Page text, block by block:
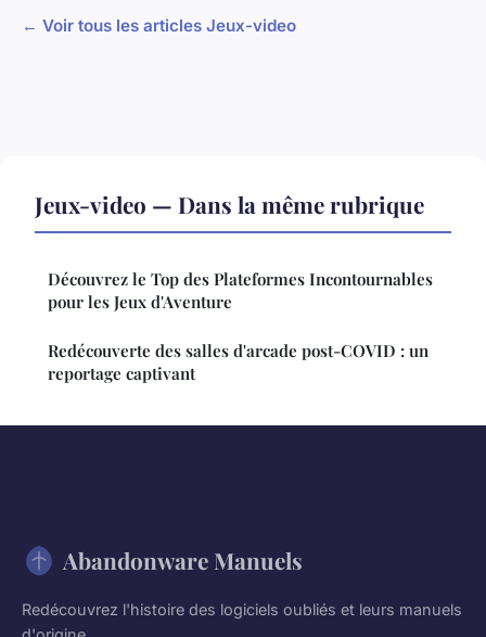
← Voir tous les articles Jeux-video
Jeux-video — Dans la même rubrique
Découvrez le Top des Plateformes Incontournables
pour les Jeux d'Aventure
Redécouverte des salles d'arcade post-COVID : un
reportage captivant
Abandonware Manuels
Redécouvrez l'histoire des logiciels oubliés et leurs manuels